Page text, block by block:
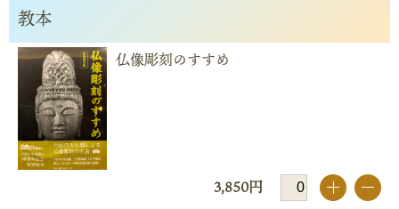
教本
仏像彫刻のすすめ
3,850円 +